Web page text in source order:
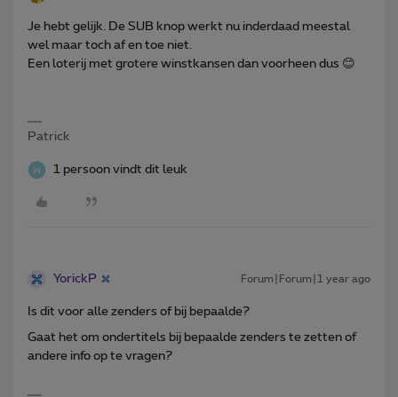
Je hebt gelijk. De SUB knop werkt nu inderdaad meestal
wel maar toch af en toe niet.
Een loterij met grotere winstkansen dan voorheen dus 😊
Patrick
1 persoon vindt dit leuk
YorickP Forum|Forum|1 year ago
Is dit voor alle zenders of bij bepaalde?
Gaat het om ondertitels bij bepaalde zenders te zetten of
andere info op te vragen?